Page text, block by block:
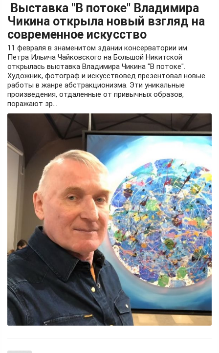
Выставка "В потоке" Владимира
Чикина открыла новый взгляд на
современное искусство
11 февраля в знаменитом здании консерватории им.
Петра Ильича Чайковского на Большой Никитской
открылась выставка Владимира Чикина "В потоке".
Художник, фотограф и искусствовед презентовал новые
работы в жанре абстракционизма. Эти уникальные
произведения, отдаленные от привычных образов,
поражают зр...